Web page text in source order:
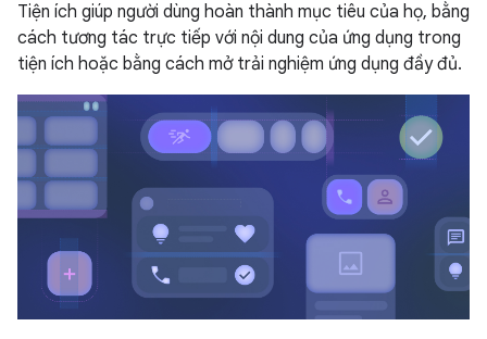
Tiện ích giúp người dùng hoàn thành mục tiêu của họ, bằng
cách tương tác trực tiếp với nội dung của ứng dụng trong
tiện ích hoặc bằng cách mở trải nghiệm ứng dụng đầy đủ.